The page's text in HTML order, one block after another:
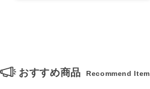
おすすめ商品 Recommend Item